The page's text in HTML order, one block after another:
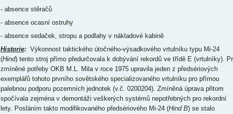
- absence stěračů
- absence ocasní ostruhy
- absence sedaček, stropu a podlahy v nákladové kabině
Historie:Výkonnost taktického útočného-výsadkového vrtulníku typu Mi-24
(Hind) tento stroj přímo předurčovala k dobývání rekordů ve třídě E (vrtulníky).
zmíněné potřeby OKB M.L. Mila v roce 1975 upravila jeden z předsériových
exemplářů tohoto prvního sovětského specializovaného vrtulníku pro přímou
palebnou podporu pozemních jednotek (v.č. 0200204). Zmíněná úprava přitom
spočívala zejména v demontáži veškerých systémů nepotřebných pro rekordní
lety. Posláním takto modifikovaného předsériového Mi-24 (Hind B) se stalo